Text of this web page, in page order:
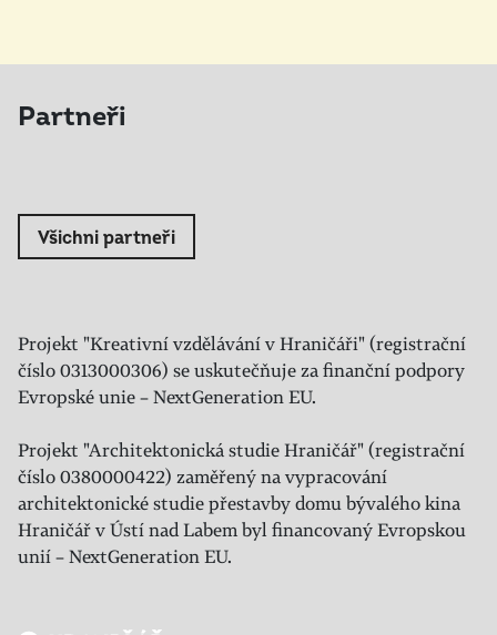
Partneři
Všichni partneři
Projekt "Kreativní vzdělávání v Hraničáři" (registrační
číslo 0313000306) se uskutečňuje za finanční podpory
Evropské unie – NextGeneration EU.
Projekt "Architektonická studie Hraničář" (registrační
číslo 0380000422) zaměřený na vypracování
architektonické studie přestavby domu bývalého kina
Hraničář v Ústí nad Labem byl financovaný Evropskou
unií – NextGeneration EU.